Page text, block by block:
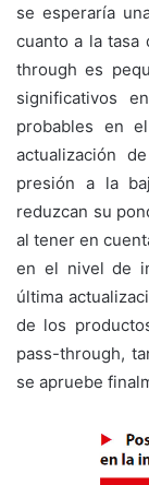
se esperaría
cuanto a la tasa
through es
significativos
probables en
actualización
presión a la
reduzcan su
al tener en
en el nivel de
última
de los
pass-through,
se apruebe